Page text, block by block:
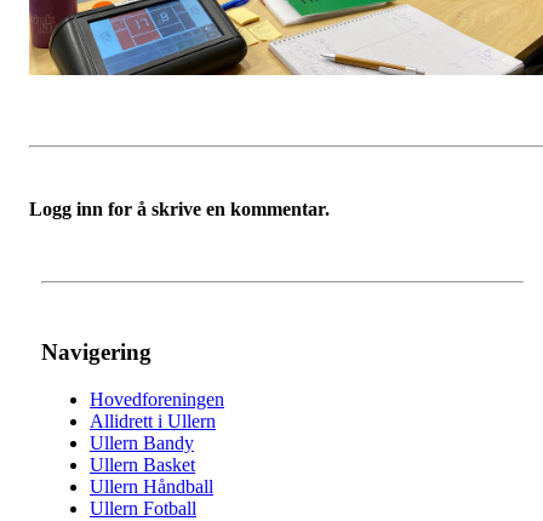
Logg inn for å skrive en kommentar.
Navigering
Hovedforeningen
Allidrett i Ullern
Ullern Bandy
Ullern Basket
Ullern Håndball
Ullern Fotball